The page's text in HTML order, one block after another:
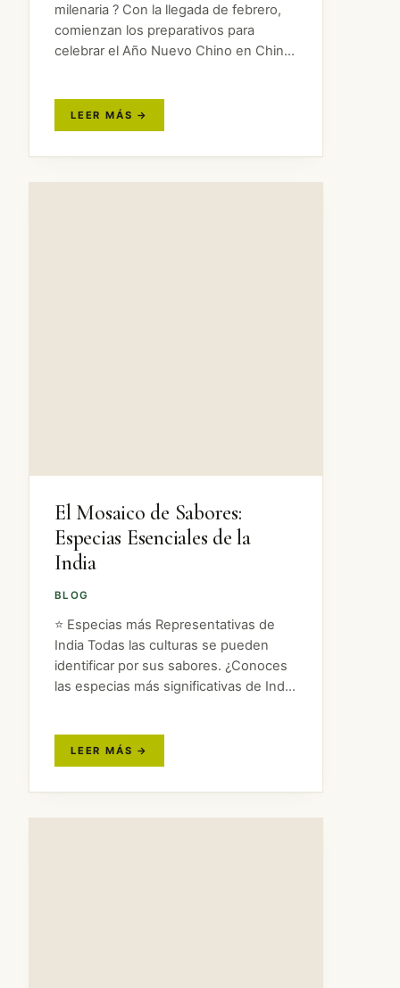
milenaria ? Con la llegada de febrero,
comienzan los preparativos para
celebrar el Año Nuevo Chino en China,
decidido explorar esta…
BLOG
El Mosaico de Sabores:
Especias Esenciales de la
India
⭐ Especias más Representativas de
India Todas las culturas se pueden
identificar por sus sabores. ¿Conoces
las especias más significativas de India
especias indias más importantes que
caracterizan el…